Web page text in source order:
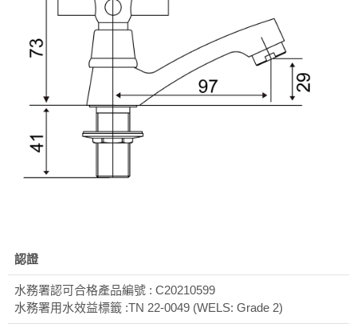
認證
水務署認可合格產品編號 : C20210599
水務署用水效益標籤 :TN 22-0049 (WELS: Grade 2)